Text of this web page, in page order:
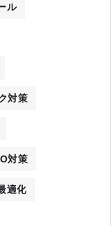
ル
対策
対策
適化